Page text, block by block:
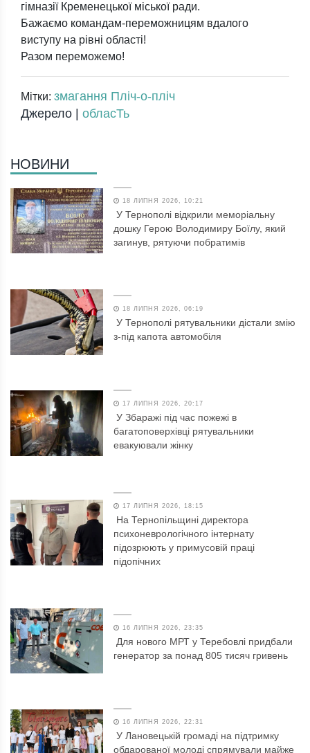
гімназії Кременецької міської ради.
Бажаємо командам-переможницям вдалого
виступу на рівні області!
Разом переможемо!
Мітки: змагання Пліч-о-пліч
Джерело | обласТь
НОВИНИ
18 ЛИПНЯ 2026, 10:21
У Тернополі відкрили меморіальну
дошку Герою Володимиру Боїлу, який
загинув, рятуючи побратимів
18 ЛИПНЯ 2026, 06:19
У Тернополі рятувальники дістали змію
з-під капота автомобіля
17 ЛИПНЯ 2026, 20:17
У Збаражі під час пожежі в
багатоповерхівці рятувальники
евакуювали жінку
17 ЛИПНЯ 2026, 18:15
На Тернопільщині директора
психоневрологічного інтернату
підозрюють у примусовій праці
підопічних
16 ЛИПНЯ 2026, 23:35
Для нового МРТ у Теребовлі придбали
генератор за понад 805 тисяч гривень
16 ЛИПНЯ 2026, 22:31
У Лановецькій громаді на підтримку
обдарованої молоді спрямували майже